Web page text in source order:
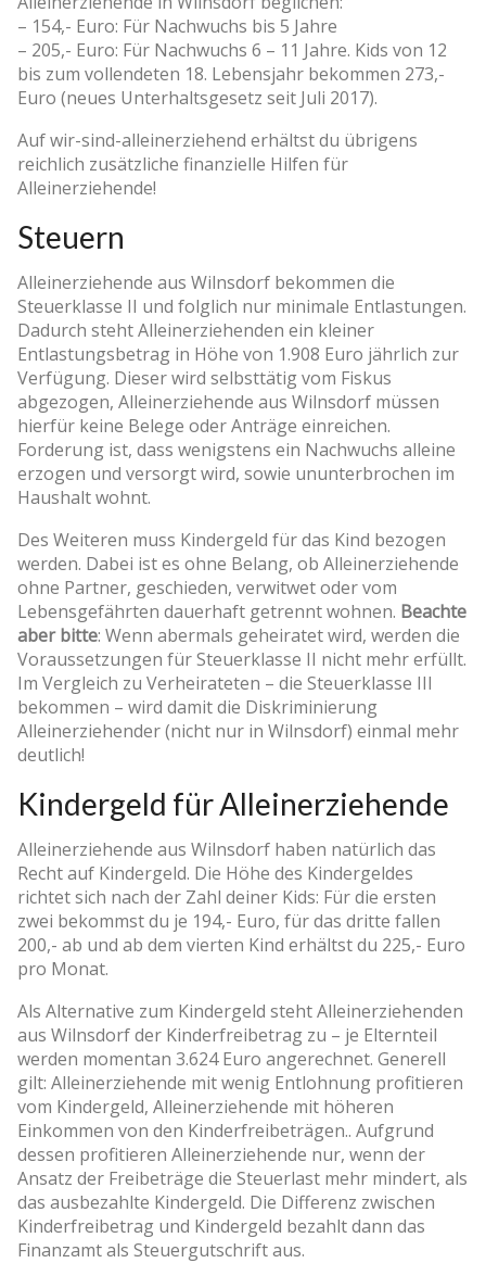
– 154,- Euro: Für Nachwuchs bis 5 Jahre
– 205,- Euro: Für Nachwuchs 6 – 11 Jahre. Kids von 12
bis zum vollendeten 18. Lebensjahr bekommen 273,-
Euro (neues Unterhaltsgesetz seit Juli 2017).
Auf wir-sind-alleinerziehend erhältst du übrigens
reichlich zusätzliche finanzielle Hilfen für
Alleinerziehende!
Steuern
Alleinerziehende aus Wilnsdorf bekommen die
Steuerklasse II und folglich nur minimale Entlastungen.
Dadurch steht Alleinerziehenden ein kleiner
Entlastungsbetrag in Höhe von 1.908 Euro jährlich zur
Verfügung. Dieser wird selbsttätig vom Fiskus
abgezogen, Alleinerziehende aus Wilnsdorf müssen
hierfür keine Belege oder Anträge einreichen.
Forderung ist, dass wenigstens ein Nachwuchs alleine
erzogen und versorgt wird, sowie ununterbrochen im
Haushalt wohnt.
Des Weiteren muss Kindergeld für das Kind bezogen
werden. Dabei ist es ohne Belang, ob Alleinerziehende
ohne Partner, geschieden, verwitwet oder vom
Lebensgefährten dauerhaft getrennt wohnen. Beachte
aber bitte: Wenn abermals geheiratet wird, werden die
Voraussetzungen für Steuerklasse II nicht mehr erfüllt.
Im Vergleich zu Verheirateten – die Steuerklasse III
bekommen – wird damit die Diskriminierung
Alleinerziehender (nicht nur in Wilnsdorf) einmal mehr
deutlich!
Kindergeld für Alleinerziehende
Alleinerziehende aus Wilnsdorf haben natürlich das
Recht auf Kindergeld. Die Höhe des Kindergeldes
richtet sich nach der Zahl deiner Kids: Für die ersten
zwei bekommst du je 194,- Euro, für das dritte fallen
200,- ab und ab dem vierten Kind erhältst du 225,- Euro
pro Monat.
Als Alternative zum Kindergeld steht Alleinerziehenden
aus Wilnsdorf der Kinderfreibetrag zu – je Elternteil
werden momentan 3.624 Euro angerechnet. Generell
gilt: Alleinerziehende mit wenig Entlohnung profitieren
vom Kindergeld, Alleinerziehende mit höheren
Einkommen von den Kinderfreibeträgen.. Aufgrund
dessen profitieren Alleinerziehende nur, wenn der
Ansatz der Freibeträge die Steuerlast mehr mindert, als
das ausbezahlte Kindergeld. Die Differenz zwischen
Kinderfreibetrag und Kindergeld bezahlt dann das
Finanzamt als Steuergutschrift aus.